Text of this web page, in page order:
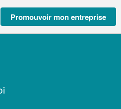
Promouvoir mon entreprise